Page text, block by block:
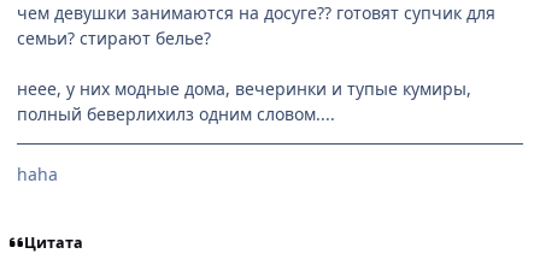
чем девушки занимаются на досуге?? готовят супчик для
семьи? стирают белье?
неее, у них модные дома, вечеринки и тупые кумиры,
полный беверлихилз одним словом....
haha
Цитата